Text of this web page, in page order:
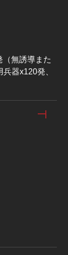
無誘導また
器x120発、